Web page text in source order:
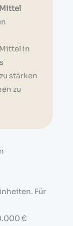
in
stärken
zu
Für
€